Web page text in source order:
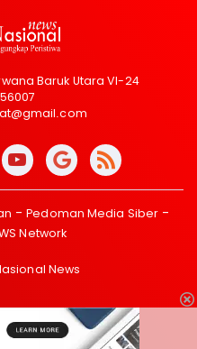
Baruk Utara VI-24
Pedoman Media Siber
Network
News